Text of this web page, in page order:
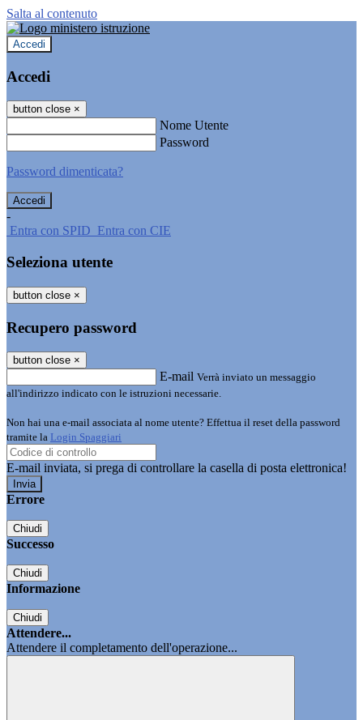
Salta al contenuto
Accedi
Accedi
button close ×
Nome Utente
Password
Password dimenticata?
-
Entra con SPID Entra con CIE
Seleziona utente
button close ×
Recupero password
button close ×
E-mail Verrà inviato un messaggio
all'indirizzo indicato con le istruzioni necessarie.
Non hai una e-mail associata al nome utente? Effettua il reset della password
tramite la Login Spaggiari
E-mail inviata, si prega di controllare la casella di posta elettronica!
Errore
Chiudi
Successo
Chiudi
Informazione
Chiudi
Attendere...
Attendere il completamento dell'operazione...